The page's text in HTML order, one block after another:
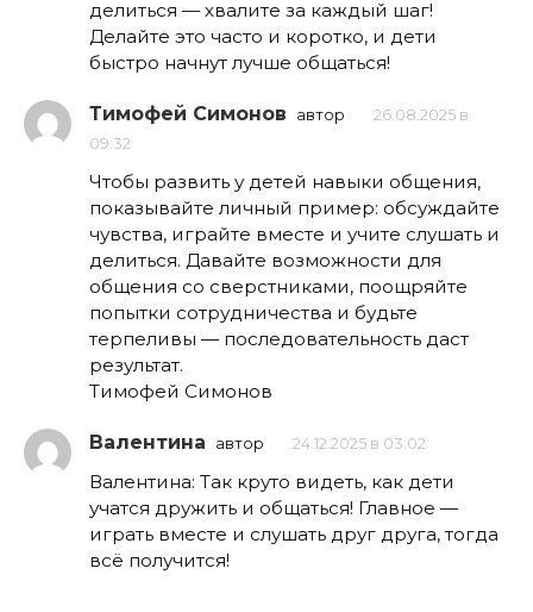
делиться — хвалите за каждый шаг!
Делайте это часто и коротко, и дети
быстро начнут лучше общаться!
Тимофей Симонов автор
26.08.2025 в
09:32
Чтобы развить у детей навыки общения,
показывайте личный пример: обсуждайте
чувства, играйте вместе и учите слушать и
делиться. Давайте возможности для
общения со сверстниками, поощряйте
попытки сотрудничества и будьте
терпеливы — последовательность даст
результат.
Тимофей Симонов
Валентина автор 24.12.2025 в 03:02
Валентина: Так круто видеть, как дети
учатся дружить и общаться! Главное —
играть вместе и слушать друг друга, тогда
всё получится!